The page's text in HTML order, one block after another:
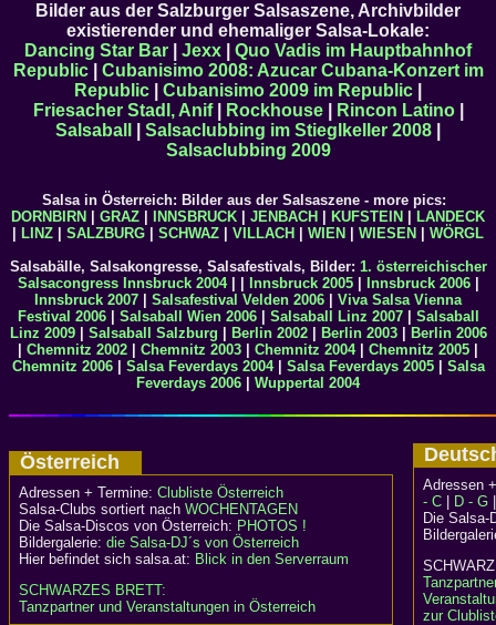
Bilder aus der Salzburger Salsaszene, Archivbilder
existierender und ehemaliger Salsa-Lokale:
Dancing Star Bar
Jexx
Quo Vadis im Hauptbahnhof
Republic| Cubanisimo 2008: Azucar Cubana-Konzert im
Republic
Cubanisimo 2009 im Republic
Friesacher Stadl, Anif| Rockhouse| Rincon Latino|
Salsaball
Salsaclubbing im Stieglkeller 2008
Salsaclubbing 2009
Salsa in Österreich: Bilder aus der Salsaszene - more pics:
DORNBIRN
GRAZ INNSBRUCK JENBACH KUFSTEIN
LANDECK
LINZ SALZBURG SCHWAZ VILLACH WIEN WIESEN
WÖRGL
Salsabälle, Salsakongresse, Salsafestivals, Bilder: 1. österreichischer
Salsacongress Innsbruck 2004| | Innsbruck 2005| Innsbruck 2006|
Innsbruck 2007
Salsafestival Velden 2006
Viva Salsa Vienna
Festival 2006| Salsaball Wien 2006| Salsaball Linz 2007| Salsaball
Linz 2009| Salsaball Salzburg Berlin 2002| Berlin 2003|
Berlin 2006
Chemnitz 2002 Chemnitz 2003 Chemnitz 2004| Chemnitz 2005
Chemnitz 2006| Salsa Feverdays 2004| Salsa Feverdays 2005| Salsa
Feverdays 2006
Wuppertal 2004
Österreich
Adressen + Termine: Clubliste Österreich
Salsa-Clubs sortiert nach WOCHENTAGEN
Die Salsa-Discos von Österreich: PHOTOS !
Bildergalerie: die Salsa-DJ´s von Österreich
Hier befindet sich salsa.at: Blick in den Serverraum
SCHWARZES BRETT:
Tanzpartner und Veranstaltungen in Österreich
Adressen
- C
D - G
Die
zur